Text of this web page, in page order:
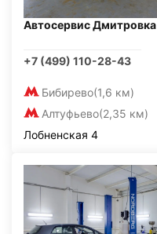
Автосервис Дмитровка
+7 (499) 110-28-43
Бибирево(1,6 км)
Алтуфьево(2,35 км)
Лобненская 4